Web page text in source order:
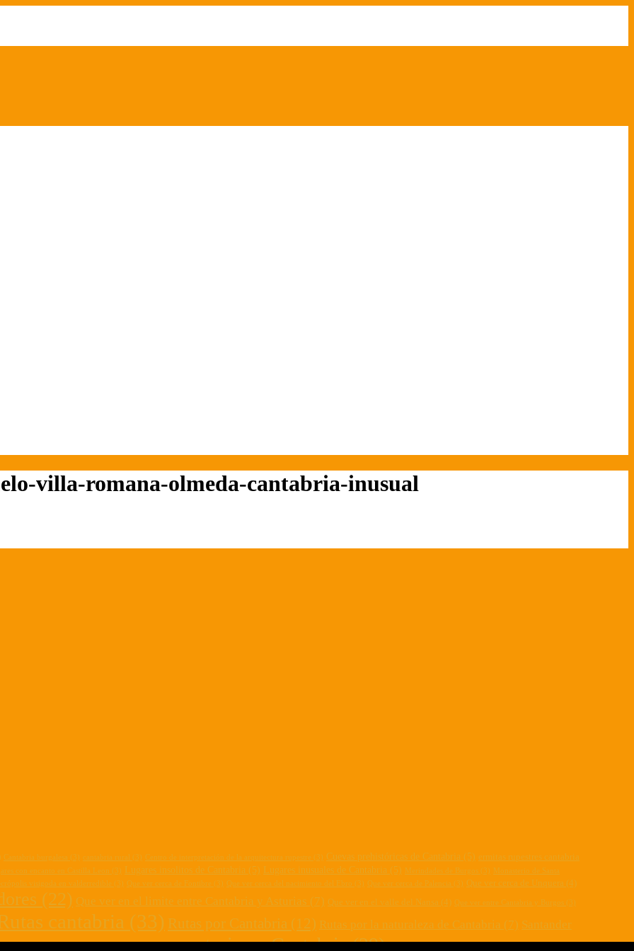
villa-romana-olmeda-cantabria-inusual
Cantabria burgalesa (3) cantabria rural (3) Centro de interpretación de la arquitectura rupestre (3) Cuevas prehistóricas de Cantabria (5) ermitas rupestres cantabria
con encanto en Castilla Leon (3) Lugares insolitos de Cantabria (5) Lugares inusuales de Cantabria (5) Merindades de Burgos (3)
Monasterio de Santa
visigoda en valderredible (3) Que ver cerca de Fontibre (3) Que ver cerca del nacimiento del Ebro (3) Que ver cerca de Palencia (3) Que ver cerca de Unquera (4)
(22) Que ver en el limite entre Cantabria y Asturias (7) Que ver en el valle del Nansa (4) Que ver entre Cantabria y Burgos (3)
cantabria (33) Rutas por Cantabria (12) Rutas por la naturaleza de Cantabria (7) Santander
turismo Cantabria(29)Turismo Castilla León(9)